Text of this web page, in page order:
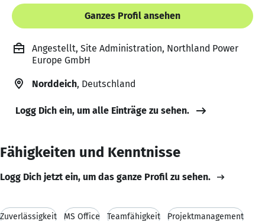
Ganzes Profil ansehen
Angestellt, Site Administration, Northland Power
Europe GmbH
Norddeich, Deutschland
Logg Dich ein, um alle Einträge zu sehen.
Fähigkeiten und Kenntnisse
Logg Dich jetzt ein, um das ganze Profil zu sehen.
Zuverlässigkeit MS Office Teamfähigkeit Projektmanagement